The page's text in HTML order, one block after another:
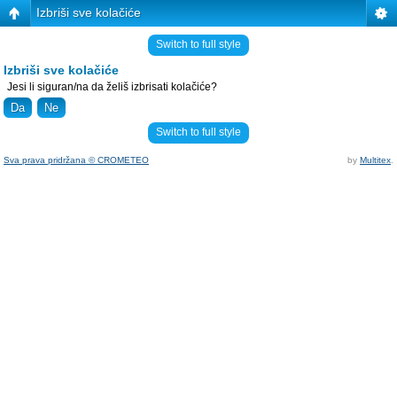
Izbriši sve kolačiće
Switch to full style
Izbriši sve kolačiće
Jesi li siguran/na da želiš izbrisati kolačiće?
Switch to full style
Sva prava pridržana © CROMETEO by Multitex